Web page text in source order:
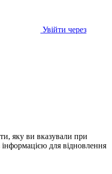
Увійти через
яку ви вказували при
для відновлення